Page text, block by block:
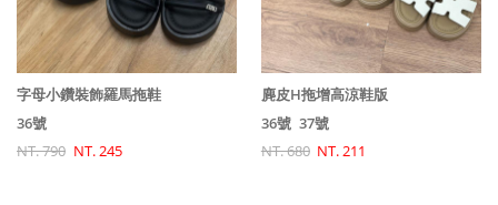
字母小鑽裝飾羅馬拖鞋
36號
NT. 790 NT. 245
麂皮H拖增高涼鞋版
36號 37號
NT. 680 NT. 211